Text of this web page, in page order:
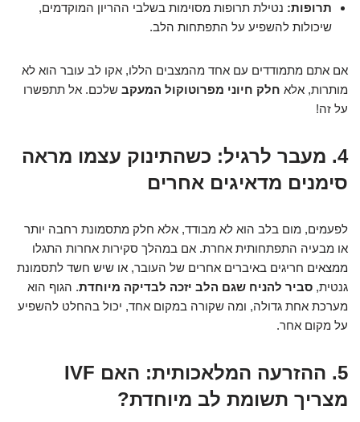
תרופות: נטילת תרופות מסוימות בשלבי ההריון המוקדמים,
שיכולות להשפיע על התפתחות הלב.
אם אתם מתמודדים עם אחד מהמצבים הללו, אקו לב עובר הוא לא
מותרות, אלא חלק חיוני מפרוטוקול המעקב שלכם. אל תתפשרו
על זה!
4. מעבר לרגיל: כשהתינוק עצמו מראה
סימנים מדאיגים אחרים
לפעמים, מום בלב הוא לא מבודד, אלא חלק מתסמונת רחבה יותר
או מבעיה התפתחותית אחרת. אם במהלך סקירות אחרות התגלו
ממצאים חריגים באיברים אחרים של העובר, או שיש חשד לתסמונת
גנטית, סביר להניח שגם הלב יזכה לבדיקה מיוחדת. הגוף הוא
מערכת אחת גדולה, ומה שקורה במקום אחד, יכול בהחלט להשפיע
על מקום אחר.
5. ההזרעה המלאכותית: האם IVF
מצריך תשומת לב מיוחדת?